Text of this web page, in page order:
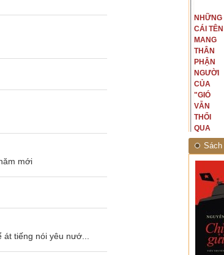
mới
át tiếng nói yêu nướ...
NGUYÊN
NHỮNG
CÁI TÊN
MANG
THÂN
PHẬN
NGƯỜI
CỦA
"GIÓ
VẪN
THỔI
QUA
RỪNG
NHIỆT
ĐỚI"